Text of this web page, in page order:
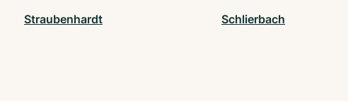
Straubenhardt Schlierbach